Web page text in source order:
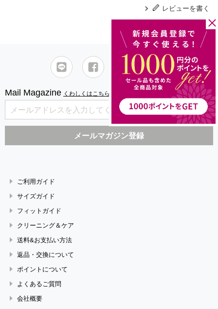
レビューを書く
Mail Magazine くわしくはこちら
ご利用ガイド
サイズガイド
フィットガイド
クリーニング＆ケア
送料&お支払い方法
返品・交換について
ポイントについて
よくあるご質問
会社概要